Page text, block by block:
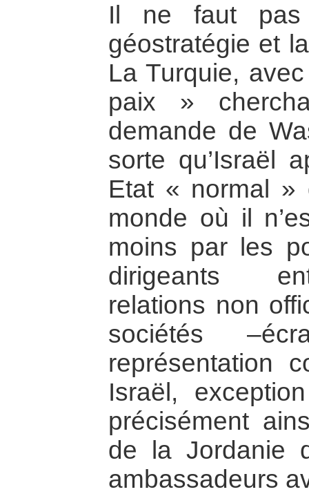
Il ne faut
géostratégie et
La Turquie,
paix »
demande de
sorte qu’Israël
Etat « normal »
monde où il
moins par les
dirigeants
relations non
sociétés
représentation
Israël,
précisément
de la Jordanie
ambassadeurs